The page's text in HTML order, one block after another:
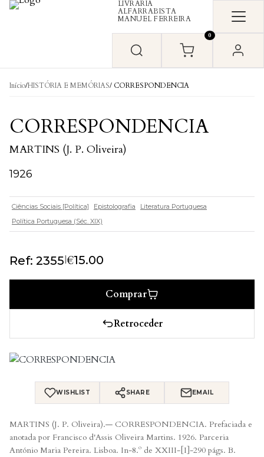
Skip to content
LIVRARIA
ALFARRABISTA
MANUEL FERREIRA
0
Início/HISTÓRIA E MEMÓRIAS/ CORRESPONDENCIA
CORRESPONDENCIA
MARTINS (J. P. Oliveira)
1926
Ciências Sociais [Política] Epistolografia
Literatura Portuguesa
Política Portuguesa (Séc. XIX)
Ref: 2355|€15.00
Comprar
Retroceder
WISHLIST SHARE EMAIL
MARTINS (J. P. Oliveira).— CORRESPONDENCIA. Prefaciada e
anotada por Francisco d'Assis Oliveira Martins. 1926. Parceria
António Maria Pereira. Lisboa. In-8.º de XXIII-[I]-290 págs. B.